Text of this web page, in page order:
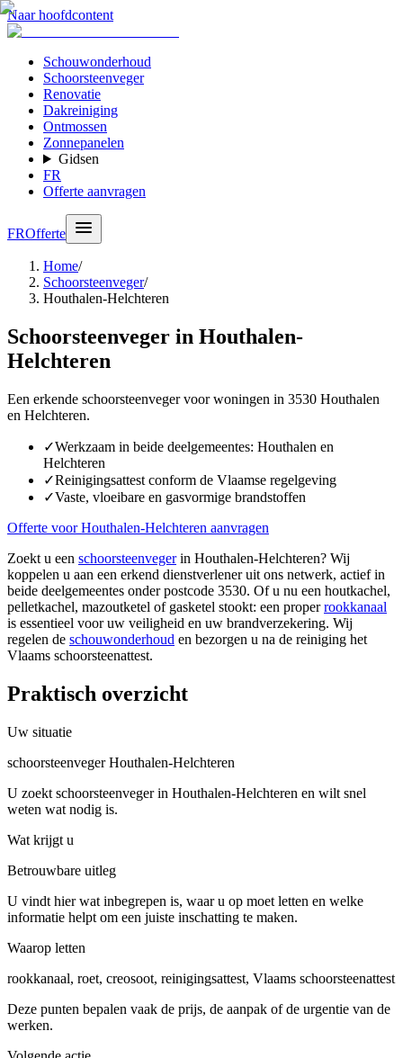
Naar hoofdcontent
Schouwonderhoud
Schoorsteenveger
Renovatie
Dakreiniging
Ontmossen
Zonnepanelen
Gidsen
FR
Offerte aanvragen
FROfferte
Home/
Schoorsteenveger/
Houthalen-Helchteren
Schoorsteenveger in Houthalen-
Helchteren
Een erkende schoorsteenveger voor woningen in 3530 Houthalen
en Helchteren.
✓Werkzaam in beide deelgemeentes: Houthalen en
Helchteren
✓Reinigingsattest conform de Vlaamse regelgeving
✓Vaste, vloeibare en gasvormige brandstoffen
Offerte voor Houthalen-Helchteren aanvragen
Zoekt u een schoorsteenvegerin Houthalen-Helchteren? Wij
koppelen u aan een erkend dienstverlener uit ons netwerk, actief in
beide deelgemeentes onder postcode 3530. Of u nu een houtkachel,
pelletkachel, mazoutketel of gasketel stookt: een properrookkanaal
is essentieel voor uw veiligheid en uw brandverzekering. Wij
regelen de schouwonderhoud en bezorgen u na de reiniging het
Vlaams schoorsteenattest.
Praktisch overzicht
Uw situatie
schoorsteenveger Houthalen-Helchteren
U zoekt schoorsteenveger in Houthalen-Helchteren en wilt snel
weten wat nodig is.
Wat krijgt u
Betrouwbare uitleg
U vindt hier wat inbegrepen is, waar u op moet letten en welke
informatie helpt om een juiste inschatting te maken.
Waarop letten
rookkanaal, roet, creosoot, reinigingsattest, Vlaams schoorsteenattest
Deze punten bepalen vaak de prijs, de aanpak of de urgentie van de
werken.